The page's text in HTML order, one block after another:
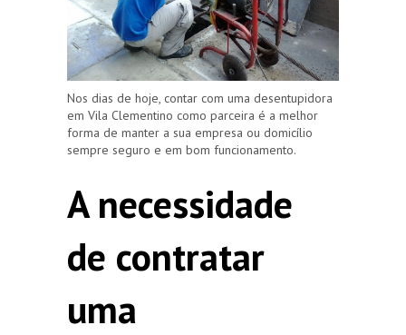
Nos dias de hoje, contar com uma desentupidora
em Vila Clementino como parceira é a melhor
forma de manter a sua empresa ou domicílio
sempre seguro e em bom funcionamento.
A necessidade
de contratar
uma